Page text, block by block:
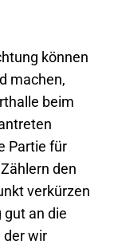
können
machen,
beim
Partie für
den
verkürzen
gut an die
der wir